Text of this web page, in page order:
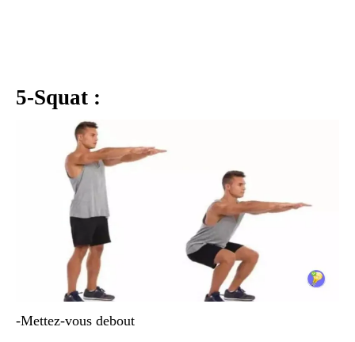
5-Squat :
-Mettez-vous debout